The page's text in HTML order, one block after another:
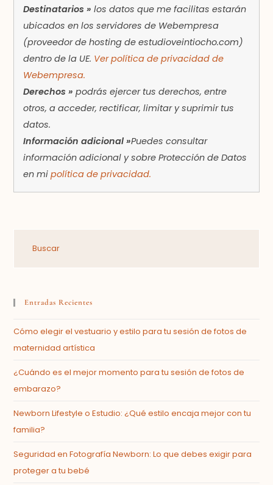
Destinatarios » los datos que me facilitas estarán
ubicados en los servidores de Webempresa
(proveedor de hosting de estudioveintiocho.com)
dentro de la UE. Ver política de privacidad de
Webempresa.
Derechos » podrás ejercer tus derechos, entre
otros, a acceder, rectificar, limitar y suprimir tus
datos.
Información adicional »Puedes consultar
información adicional y sobre Protección de Datos
en mipolítica de privacidad.
Entradas Recientes
Cómo elegir el vestuario y estilo para tu sesión de fotos de
maternidad artística
¿Cuándo es el mejor momento para tu sesión de fotos de
embarazo?
Newborn Lifestyle o Estudio: ¿Qué estilo encaja mejor con tu
familia?
Seguridad en Fotografía Newborn: Lo que debes exigir para
proteger a tu bebé